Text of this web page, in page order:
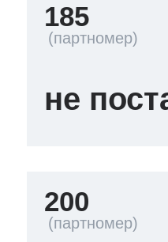
185
не
200